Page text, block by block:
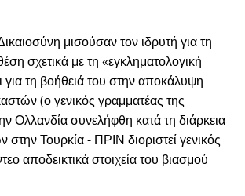
μισούσαν τον ιδρυτή για τη
σχετικά με τη εγκληματολογική
για τη βοήθειά του στην αποκάλυψη
(ο γενικός γραμματέας της
Ολλανδία συνελήφθη κατά τη διάρκεια
στην Τουρκία - ΠΡΙΝ διοριστεί γενικός
αποδεικτικά στοιχεία του βιασμού